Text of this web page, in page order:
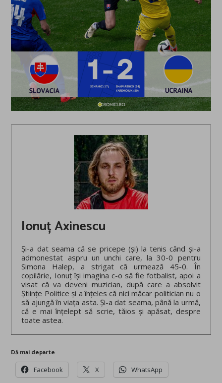
Ionuț Axinescu
Și-a dat seama că se pricepe (și) la tenis când și-a
admonestat aspru un unchi care, la 30-0 pentru
Simona Halep, a strigat că urmează 45-0. În
copilărie, Ionuț își imagina c-o să fie fotbalist, apoi a
visat că va deveni muzician, după care a absolvit
Științe Politice și a înțeles că nici măcar politician nu o
să ajungă în viața asta. Și-a dat seama, până la urmă,
că e mai înțelept să scrie, tăios și apăsat, despre
toate astea.
Dă mai departe
Facebook X WhatsApp